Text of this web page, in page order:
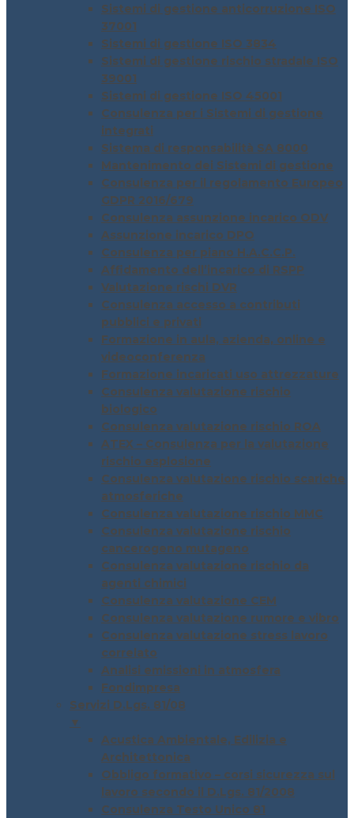
Sistemi di gestione anticorruzione ISO
37001
Sistemi di gestione ISO 3834
Sistemi di gestione rischio stradale ISO
39001
Sistemi di gestione ISO 45001
Consulenza per i Sistemi di gestione
integrati
Sistema di responsabilità SA 8000
Mantenimento dei Sistemi di gestione
Consulenza per il regolamento Europeo
GDPR 2016/679
Consulenza assunzione incarico ODV
Assunzione incarico DPO
Consulenza per piano H.A.C.C.P.
Affidamento dell’incarico di RSPP
Valutazione rischi DVR
Consulenza accesso a contributi
pubblici e privati
Formazione in aula, azienda, online e
videoconferenza
Formazione incaricati uso attrezzature
Consulenza valutazione rischio
biologico
Consulenza valutazione rischio ROA
ATEX – Consulenza per la valutazione
rischio esplosione
Consulenza valutazione rischio scariche
atmosferiche
Consulenza valutazione rischio MMC
Consulenza valutazione rischio
cancerogeno mutageno
Consulenza valutazione rischio da
agenti chimici
Consulenza valutazione CEM
Consulenza valutazione rumore e vibro
Consulenza valutazione stress lavoro
correlato
Analisi emissioni in atmosfera
Fondimpresa
Servizi D.Lgs. 81/08
▼
Acustica Ambientale, Edilizia e
Architettonica
Obbligo formativo – corsi sicurezza sul
lavoro secondo il D.Lgs. 81/2008
Consulenza Testo Unico 81